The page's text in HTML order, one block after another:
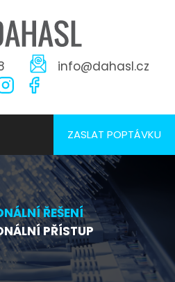
info@dahasl.cz
ZASLAT POPTÁVKU
ŘEŠENÍ
PŘÍSTUP